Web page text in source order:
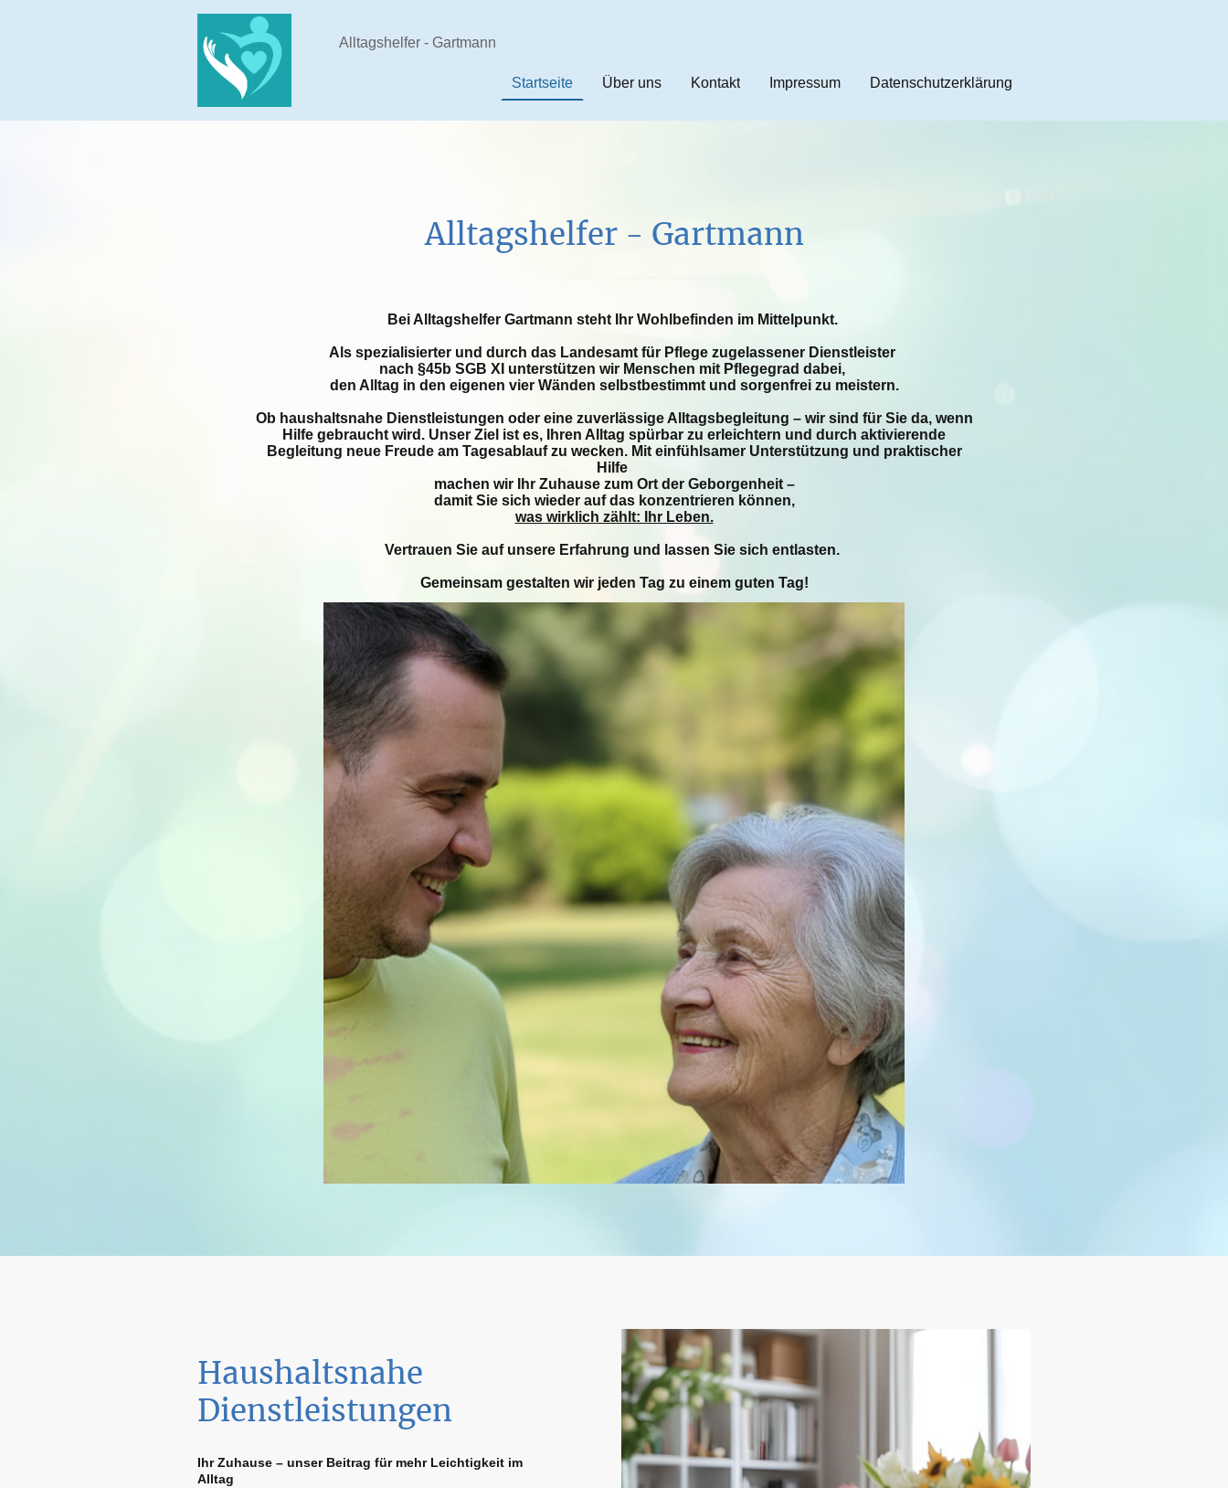
Alltagshelfer - Gartmann
Startseite Über uns Kontakt Impressum Datenschutzerklärung
Alltagshelfer - Gartmann
Bei Alltagshelfer Gartmann steht Ihr Wohlbefinden im Mittelpunkt.
Als spezialisierter und durch das Landesamt für Pflege zugelassener Dienstleister
nach §45b SGB XI unterstützen wir Menschen mit Pflegegrad dabei,
den Alltag in den eigenen vier Wänden selbstbestimmt und sorgenfrei zu meistern.
Ob haushaltsnahe Dienstleistungen oder eine zuverlässige Alltagsbegleitung – wir sind für Sie da, wenn
Hilfe gebraucht wird. Unser Ziel ist es, Ihren Alltag spürbar zu erleichtern und durch aktivierende
Begleitung neue Freude am Tagesablauf zu wecken. Mit einfühlsamer Unterstützung und praktischer
Hilfe
machen wir Ihr Zuhause zum Ort der Geborgenheit –
damit Sie sich wieder auf das konzentrieren können,
was wirklich zählt: Ihr Leben.
Vertrauen Sie auf unsere Erfahrung und lassen Sie sich entlasten.
Gemeinsam gestalten wir jeden Tag zu einem guten Tag!
Haushaltsnahe
Dienstleistungen
Ihr Zuhause – unser Beitrag für mehr Leichtigkeit im
Alltag